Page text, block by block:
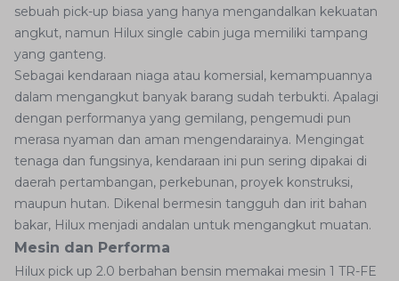
sebuah pick-up biasa yang hanya mengandalkan kekuatan
angkut, namun Hilux single cabin juga memiliki tampang
yang ganteng.
Sebagai kendaraan niaga atau komersial, kemampuannya
dalam mengangkut banyak barang sudah terbukti. Apalagi
dengan performanya yang gemilang, pengemudi pun
merasa nyaman dan aman mengendarainya. Mengingat
tenaga dan fungsinya, kendaraan ini pun sering dipakai di
daerah pertambangan, perkebunan, proyek konstruksi,
maupun hutan. Dikenal bermesin tangguh dan irit bahan
bakar, Hilux menjadi andalan untuk mengangkut muatan.
Mesin dan Performa
Hilux pick up 2.0 berbahan bensin memakai mesin 1 TR-FE